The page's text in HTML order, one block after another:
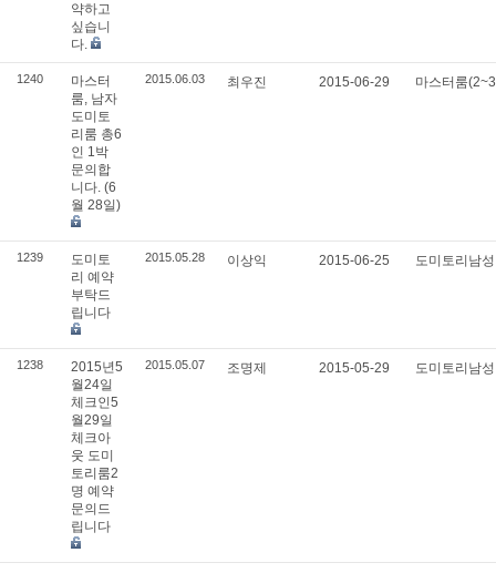
약하고
싶습니
다.
1240
마스터
룸, 남자
도미토
리룸 총6
인 1박
문의합
니다. (6
월 28일)
2015.06.03 최우진 2015-06-29 마스터룸
1239
도미토
리 예약
부탁드
립니다
2015.05.28 이상익 2015-06-25 도미토리남
1238
2015년5
월24일
체크인5
월29일
체크아
웃 도미
토리룸2
명 예약
문의드
립니다
2015.05.07 조명제 2015-05-29 도미토리남